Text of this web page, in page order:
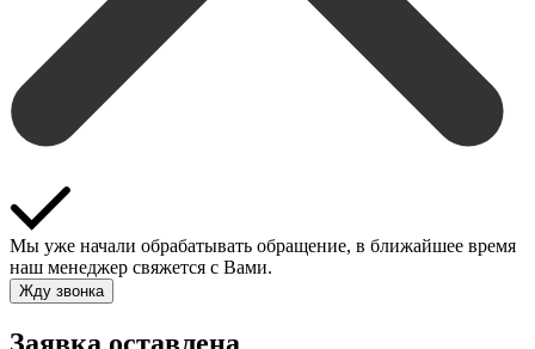
Мы уже начали обрабатывать обращение, в ближайшее время
наш менеджер свяжется с Вами.
Жду звонка